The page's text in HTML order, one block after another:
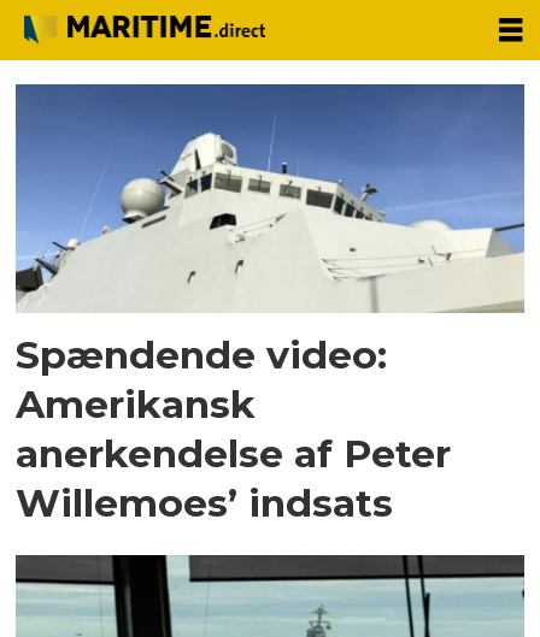
Tag:
hangarskibsgruppe
Spændende video:
Amerikansk
anerkendelse af Peter
Willemoes’ indsats